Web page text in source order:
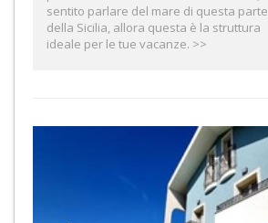
sentito parlare del mare di questa parte
della Sicilia, allora questa è la struttura
ideale per le tue vacanze. >>